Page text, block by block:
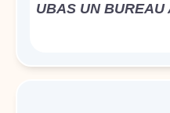
UBAS UN BUREAU